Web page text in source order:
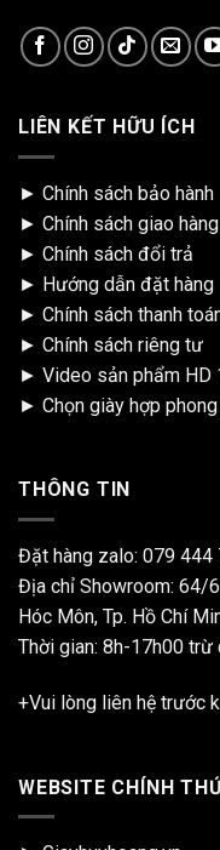
LIÊN KẾT HỮU ÍCH
► Chính sách bảo hành
► Chính sách giao hàng
► Chính sách đổi trả
► Hướng dẫn đặt hàng
► Chính sách thanh
► Chính sách riêng tư
► Video sản phẩm HD
► Chọn giày hợp
THÔNG TIN
Đặt hàng zalo: 079 444
Địa chỉ Showroom: 64/
Hóc Môn, Tp. Hồ Chí
Thời gian: 8h-17h00 trừ
+Vui lòng liên hệ trước
WEBSITE CHÍNH